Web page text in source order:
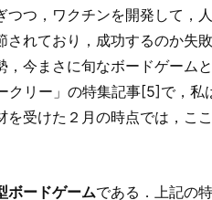
つつ，ワクチンを開発して，
されており，成功するのか失
，今まさに旬なボードゲーム
クリー」の特集記事[5]で，
受けた２月の時点では，こ
ボードゲームである．上記の